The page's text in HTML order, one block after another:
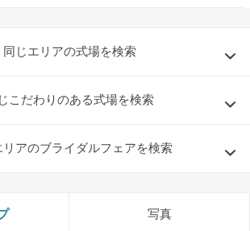
体験ツアー
同じエリアの式場を検索
こだわりのある式場を検索
リアのブライダルフェアを検索
写真